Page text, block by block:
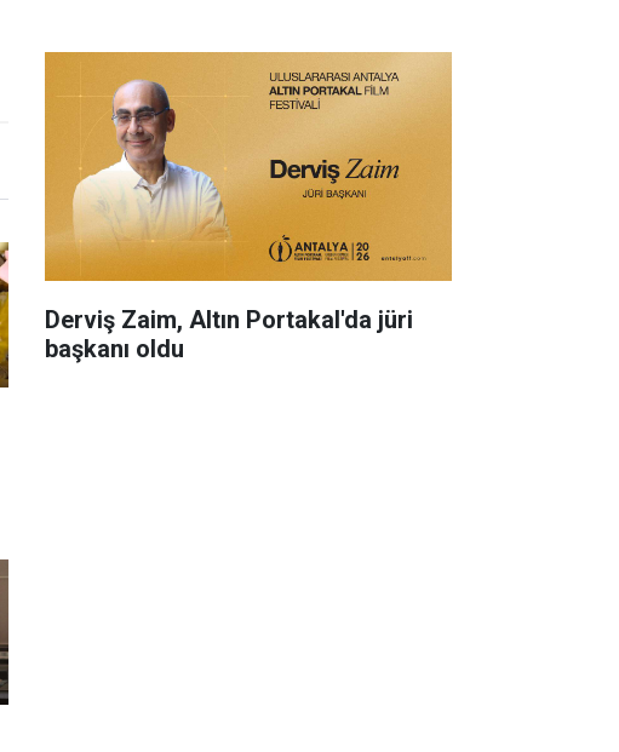
Derviş Zaim, Altın Portakal'da jüri
başkanı oldu